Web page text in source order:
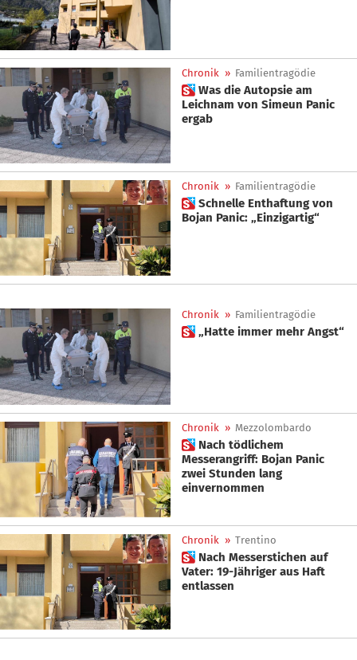
Chronik » Familientragödie
 Was die Autopsie am
Leichnam von Simeun Panic
ergab
Chronik » Familientragödie
 Schnelle Enthaftung von
Bojan Panic: „Einzigartig“
Chronik » Familientragödie
 „Hatte immer mehr Angst“
Chronik » Mezzolombardo
 Nach tödlichem
Messerangriff: Bojan Panic
zwei Stunden lang
einvernommen
Chronik » Trentino
 Nach Messerstichen auf
Vater: 19-Jähriger aus Haft
entlassen